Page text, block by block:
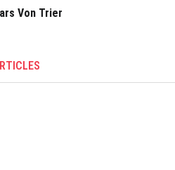
Von Trier